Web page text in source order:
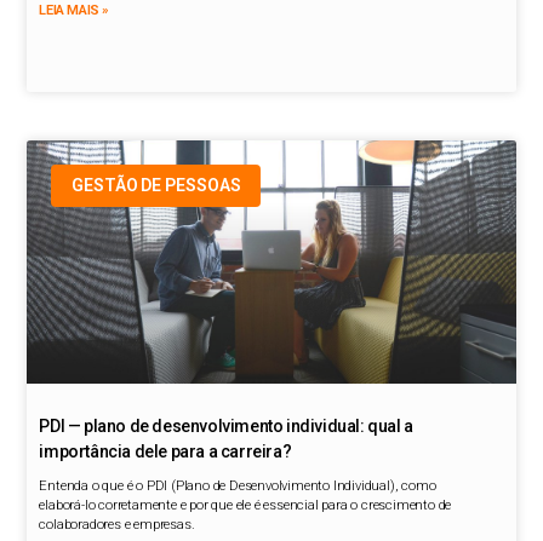
LEIA MAIS »
GESTÃO DE PESSOAS
PDI — plano de desenvolvimento individual: qual a
importância dele para a carreira?
Entenda o que é o PDI (Plano de Desenvolvimento Individual), como
elaborá-lo corretamente e por que ele é essencial para o crescimento de
colaboradores e empresas.